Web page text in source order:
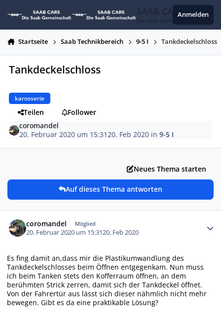
SAAB CARS
Die Saab Gemeinschaft
Anmelden
Startseite Saab Technikbereich 9-5 I Tankdeckelschloss
Tankdeckelschloss
karosserie
Teilen
Follower
coromandel
20. Februar 2020 um 15:3120. Feb 2020 in9-5 I
Neues Thema starten
Auf dieses Thema antworten
coromandel Mitglied
20. Februar 2020 um 15:3120. Feb 2020
Es fing damit an,dass mir die Plastikumwandlung des
Tankdeckelschlosses beim Öffnen entgegenkam. Nun muss
ich beim Tanken stets den Kofferraum öffnen, an dem
berühmten Strick zerren, damit sich der Tankdeckel öffnet.
Von der Fahrertür aus lässt sich dieser nähmlich nicht mehr
bewegen. Gibt es da eine praktikable Lösung?